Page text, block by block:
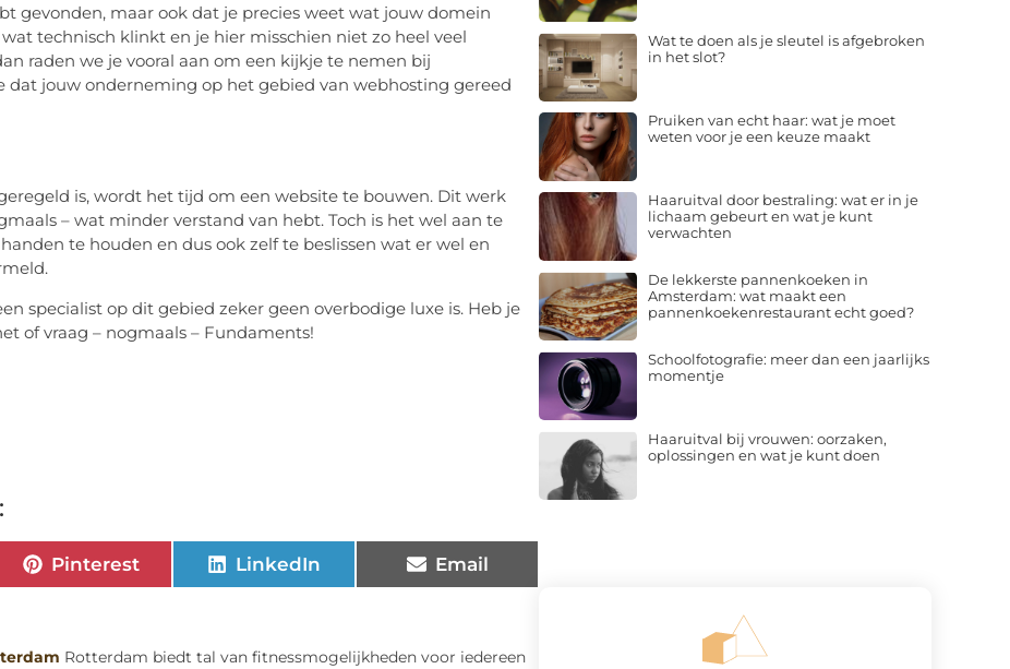
gevonden, maar ook dat je precies weet wat jouw domein
technisch klinkt en je hier misschien niet zo heel veel
raden we je vooral aan om een kijkje te nemen bij
dat jouw onderneming op het gebied van webhosting gereed
is, wordt het tijd om een website te bouwen. Dit werk
– wat minder verstand van hebt. Toch is het wel aan te
te houden en dus ook zelf te beslissen wat er wel en
specialist op dit gebied zeker geen overbodige luxe is. Heb je
of vraag – nogmaals – Fundaments!
Pinterest LinkedIn Email
Rotterdam biedt tal van fitnessmogelijkheden voor iedereen
Wat te doen als je sleutel is afgebroken
in het slot?
Pruiken van echt haar: wat je moet
weten voor je een keuze maakt
Haaruitval door bestraling: wat er in je
lichaam gebeurt en wat je kunt
verwachten
De lekkerste pannenkoeken in
Amsterdam: wat maakt een
pannenkoekenrestaurant echt goed?
Schoolfotografie: meer dan een jaarlijks
momentje
Haaruitval bij vrouwen: oorzaken,
oplossingen en wat je kunt doen